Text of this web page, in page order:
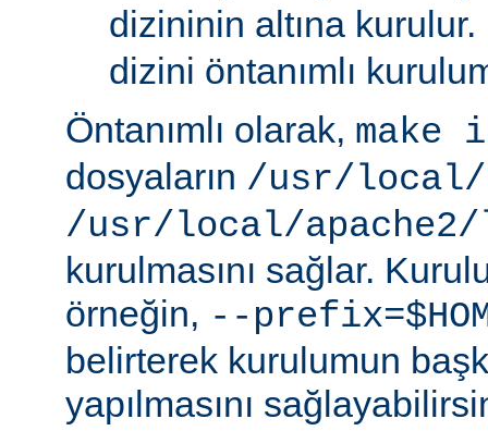
dizininin altına
dizini öntanımlı
Öntanımlı olarak, make
dosyaların /usr/local/
/usr/local/
kurulmasını sağlar.
örneğin, --
belirterek kurulumun
yapılmasını